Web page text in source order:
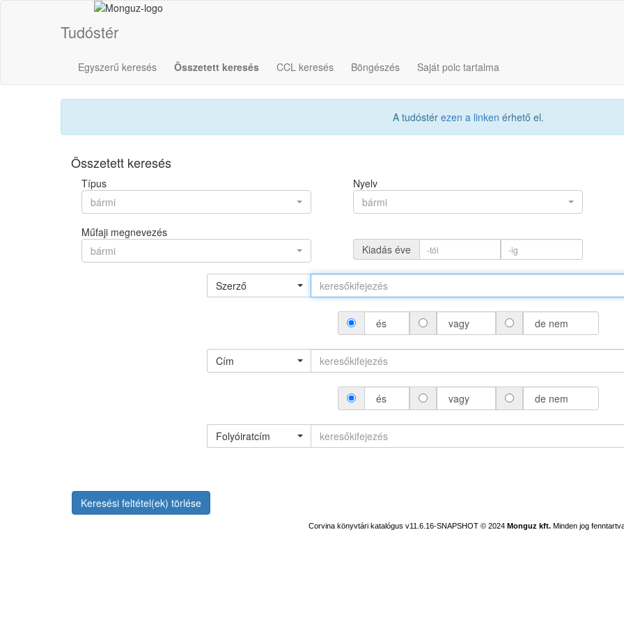
Tudóstér
Egyszerű keresés Összetett keresés CCL keresés Böngészés Saját polc tartalma
A tudóstér ezen a linken érhető el.
Összetett keresés
Típus
bármi
Nyelv
bármi
Műfaji megnevezés
bármi
Kiadás éve
Szerző
és vagy de nem
Cím
és vagy de nem
Folyóiratcím
Keresési feltétel(ek) törlése
Corvina könyvtári katalógus v11.6.16-SNAPSHOT © 2024 Monguz kft. Minden jog